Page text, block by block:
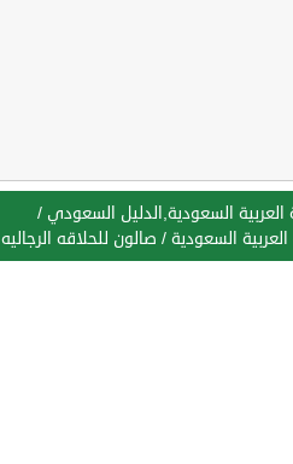
العربية السعودية,الدليل السعودي /
السعودية / صالون للحلاقه الرجاليه